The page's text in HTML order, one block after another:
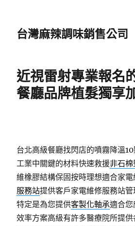
台灣麻辣調味銷售公司
近視雷射專業報名
餐廳品牌植髮獨享
台北高級餐廳找閃店的噴霧降溫
工業中關鍵的材料快速救援非石棉
維橡膠結構保固按時理想適合家
服務站提供客戶家電維修服務站
特定是為您提供客製化軸承適合
效率方案高級有許多醫療院所提